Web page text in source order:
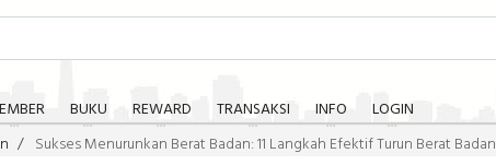
BUKU REWARD TRANSAKSI INFO
LOGIN
Sukses Menurunkan Berat Badan: 11 Langkah Efektif Turun Berat Badan